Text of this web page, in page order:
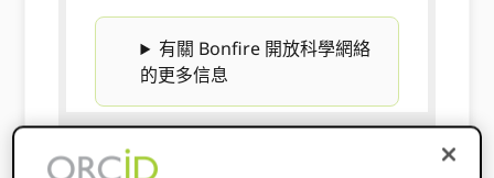
有關 Bonfire 開放科學網絡
的更多信息